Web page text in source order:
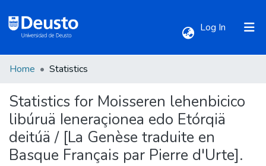
Log In (current)
All of DSpace
Home Statistics
Statistics for Moisseren lehenbicico
libúruä Ieneraçionea edo Etórqiä
deitúä / [La Genèse traduite en
Basque Français par Pierre d'Urte].